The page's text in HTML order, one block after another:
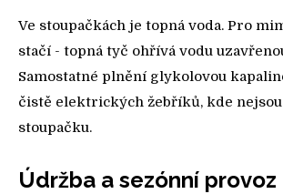
Ve stoupačkách je topná voda. Pro
stačí - topná tyč ohřívá vodu
Samostatné plnění glykolovou
čistě elektrických žebříků, kde nejsou
stoupačku.
Údržba a sezónní provoz